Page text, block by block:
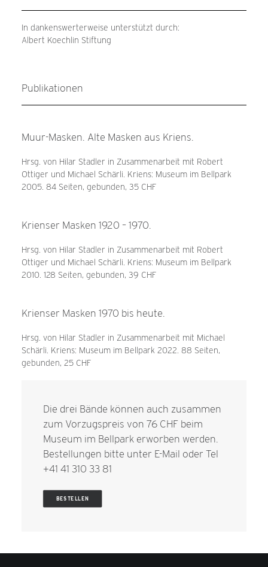
In dankenswerterweise unterstützt durch:
Albert Koechlin Stiftung
Publikationen
Muur-Masken. Alte Masken aus Kriens.
Hrsg. von Hilar Stadler in Zusammenarbeit mit Robert
Ottiger und Michael Schärli. Kriens: Museum im Bellpark
2005. 84 Seiten, gebunden, 35 CHF
Krienser Masken 1920 – 1970.
Hrsg. von Hilar Stadler in Zusammenarbeit mit Robert
Ottiger und Michael Schärli. Kriens: Museum im Bellpark
2010. 128 Seiten, gebunden, 39 CHF
Krienser Masken 1970 bis heute.
Hrsg. von Hilar Stadler in Zusammenarbeit mit Michael
Schärli. Kriens: Museum im Bellpark 2022. 88 Seiten,
gebunden, 25 CHF
Die drei Bände können auch zusammen
zum Vorzugspreis von 76 CHF beim
Museum im Bellpark erworben werden.
Bestellungen bitte unter E-Mail oder Tel
+41 41 310 33 81
BESTELLEN